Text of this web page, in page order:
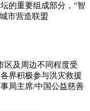
的重要组成部分，“智
市营造联盟
区及周边不同程度受
界积极参与洪灾救援
局主席/中国公益慈善